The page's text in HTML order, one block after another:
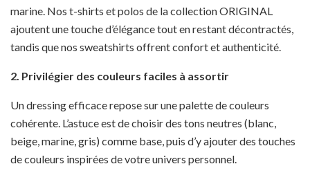
marine. Nos t-shirts et polos de la collection ORIGINAL
ajoutent une touche d’élégance tout en restant décontractés,
tandis que nos sweatshirts offrent confort et authenticité.
2. Privilégier des couleurs faciles à assortir
Un dressing efficace repose sur une palette de couleurs
cohérente. L’astuce est de choisir des tons neutres (blanc,
beige, marine, gris) comme base, puis d’y ajouter des touches
de couleurs inspirées de votre univers personnel.